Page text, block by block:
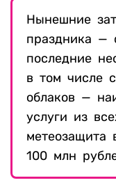
Нынешние
праздника —
последние
в том числе
облаков —
услуги из
метеозащита
100 млн